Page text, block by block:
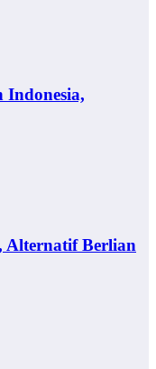
Alternatif Berlian